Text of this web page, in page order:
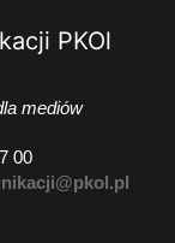
PKOl
mediów
00